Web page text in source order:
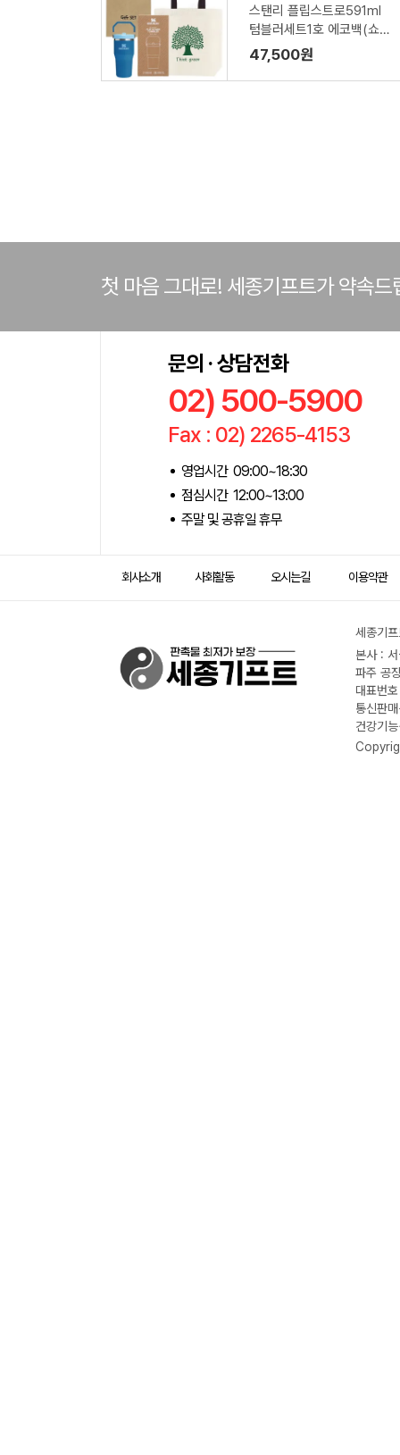
스탠리 플립스트로591ml
텀블러세트1호 에코백(쇼핑
백포함)
47,500원
첫 마음 그대로! 세종기프트가 약속드
문의 · 상담전화
02) 500-5900
Fax : 02) 2265-4153
영업시간 09:00~18:30
점심시간 12:00~13:00
주말 및 공휴일 휴무
회사소개 사회활동 오시는길 이용약관
세종기
본사 :
파주 공
대표번
통신판
건강기